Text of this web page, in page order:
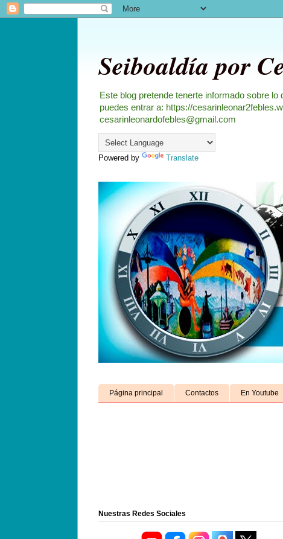
Seiboaldía por
Este blog pretende tenerte informado sobre
puedes entrar a: https://
cesarinleonardofebles@gmail.com
Powered by Translate
Página principal Contactos En Youtube
Nuestras Redes Sociales